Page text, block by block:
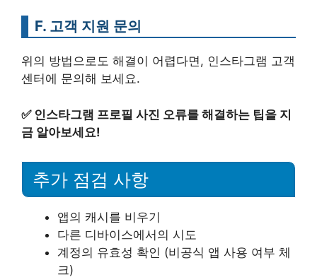
F. 고객 지원 문의
위의 방법으로도 해결이 어렵다면, 인스타그램 고객
센터에 문의해 보세요.
✅ 인스타그램 프로필 사진 오류를 해결하는 팁을 지
금 알아보세요!
추가 점검 사항
앱의 캐시를 비우기
다른 디바이스에서의 시도
계정의 유효성 확인 (비공식 앱 사용 여부 체
크)